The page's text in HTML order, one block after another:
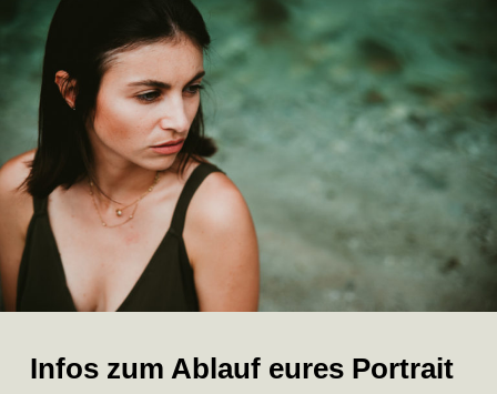
Infos zum Ablauf eures Portrait